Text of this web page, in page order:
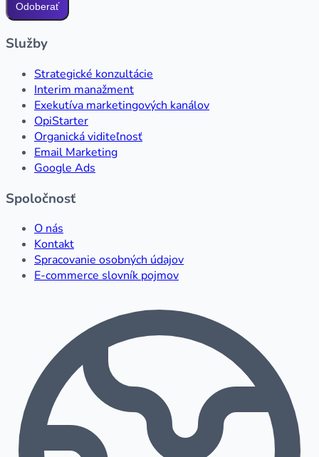
Odoberať
Služby
Strategické konzultácie
Interim manažment
Exekutíva marketingových kanálov
OpiStarter
Organická viditeľnosť
Email Marketing
Google Ads
Spoločnosť
O nás
Kontakt
Spracovanie osobných údajov
E-commerce slovník pojmov